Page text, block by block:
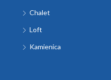
Chalet
Loft
Kamienica